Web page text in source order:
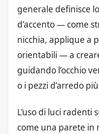
generale definisce
d’accento — come
nicchia, applique a
orientabili — a
guidando l’occhio
o i pezzi d’arredo
L’uso di luci radenti
come una parete in